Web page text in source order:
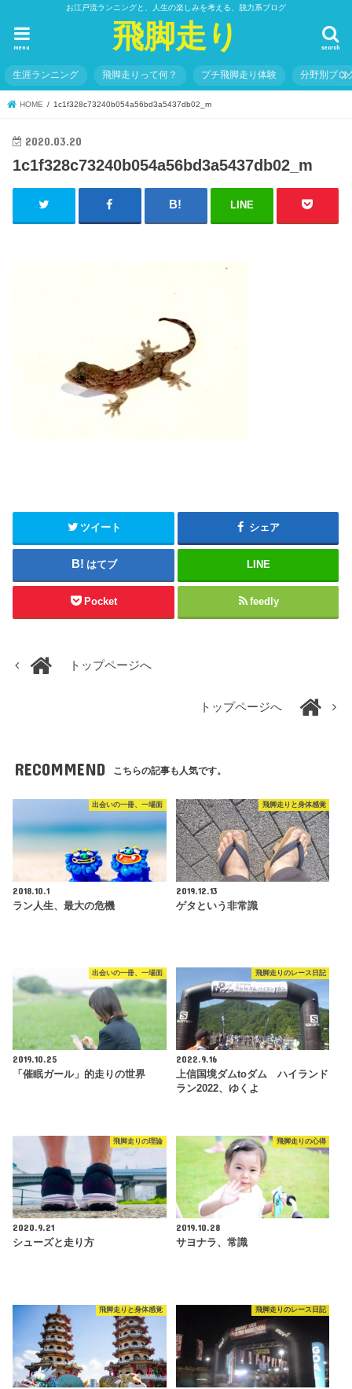
お江戸流ランニングと、人生の楽しみを考える、脱力系ブログ
飛脚走り search
menu
生涯ランニング 飛脚走りって何？ プチ飛脚走り体験 分野別ブロ
HOME 1c1f328c73240b054a56bd3a5437db02_m
2020.03.20
1c1f328c73240b054a56bd3a5437db02_m
LINE
ツイート シェア
はてブ LINE
Pocket feedly
トップページへ
トップページへ
RECOMMEND こちらの記事も人気です。
出会いの一冊、一場面
2018.10.1
ラン人生、最大の危機
飛脚走りと身体感覚
2019.12.13
ゲタという非常識
出会いの一冊、一場面
2019.10.25
「催眠ガール」的走りの世界
飛脚走りのレース日記
2022.9.16
上信国境ダムtoダム ハイランド
ラン2022、ゆくよ
飛脚走りの理論
2020.9.21
シューズと走り方
飛脚走りの心得
2019.10.28
サヨナラ、常識
飛脚走りと身体感覚 飛脚走りのレース日記